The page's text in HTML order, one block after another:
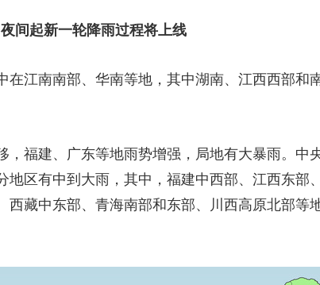
间起新一轮降雨过程将上线
南南部、华南等地，其中湖南、江西西部和
建、广东等地雨势增强，局地有大暴雨。中
地区有中到大雨，其中，福建中西部、江西东部
西藏中东部、青海南部和东部、川西高原北部等